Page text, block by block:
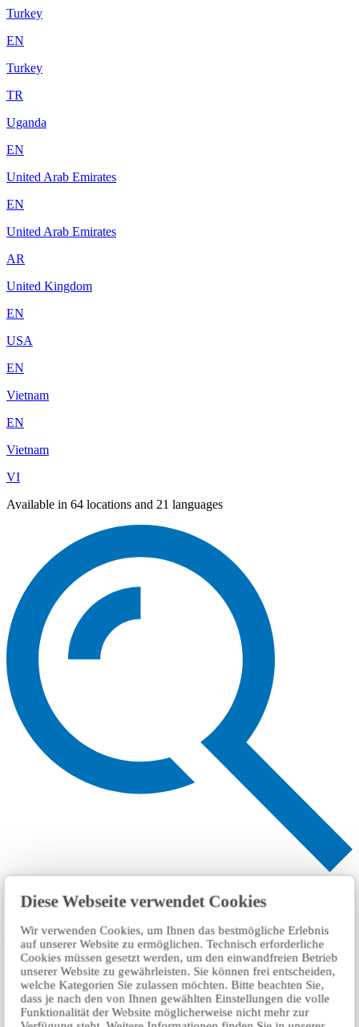
Diese Webseite verwendet Cookies
Wir verwenden Cookies, um Ihnen das bestmögliche Erlebnis
auf unserer Website zu ermöglichen. Technisch erforderliche
Cookies müssen gesetzt werden, um den einwandfreien Betrieb
unserer Website zu gewährleisten. Sie können frei entscheiden,
welche Kategorien Sie zulassen möchten. Bitte beachten Sie,
dass je nach den von Ihnen gewählten Einstellungen die volle
Funktionalität der Website möglicherweise nicht mehr zur
Turkey
EN
Turkey
TR
Uganda
EN
United Arab Emirates
EN
United Arab Emirates
AR
United Kingdom
EN
USA
EN
Vietnam
EN
Vietnam
VI
Available in 64 locations and 21 languages